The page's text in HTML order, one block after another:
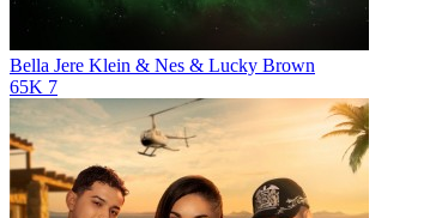
Bella Jere Klein & Nes & Lucky Brown
65K 7